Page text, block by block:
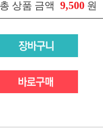
총 상품 금액 9,500 원